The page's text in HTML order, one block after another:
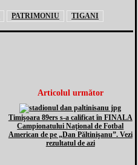
PATRIMONIU
TIGANI
Articolul următor
Timişoara 89ers s-a calificat în FINALA
Campionatului Naţional de Fotbal
American de pe „Dan Păltinişanu”. Vezi
rezultatul de azi